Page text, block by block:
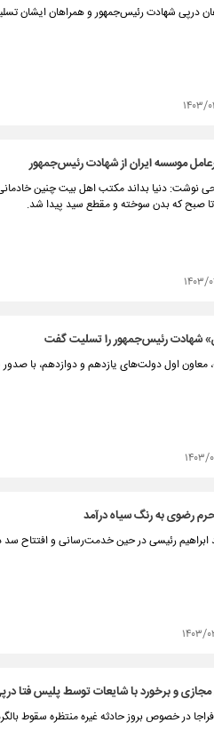
درپی شهادت رئیس‌جمهور و همراهان ایشان
موسسه ایران از شهادت رئیس‌جمهور
نوشت: دنیا بداند مکتب اهل بيت چنین
صبح که بدن سوخته و مقطع سید پیدا شد.
شهادت رئیس‌جمهور را تسلیت گفت
معاون اول دولت‌های یازدهم و دوازدهم، با
رضوی به رنگ سیاه درآمد
و برخورد با شایعات توسط پلیس فتا
در خصوص بروز حادثه غیره منتظره سقوط